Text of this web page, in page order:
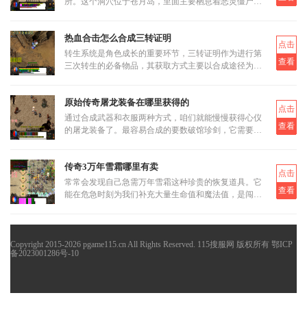
热血合击怎么合成三转证明
转生系统是角色成长的重要环节，三转证明作为进行第
三次转生的必备物品，其获取方式主要以合成途径为
点击
查看
原始传奇屠龙装备在哪里获得的
通过合成武器和衣服两种方式，咱们就能慢慢获得心仪
的屠龙装备了。最容易合成的要数破馆珍剑，它需要的
点击
查看
传奇3万年雪霜哪里有卖
常常会发现自己急需万年雪霜这种珍贵的恢复道具。它
能在危急时刻为我们补充大量生命值和魔法值，是闯荡
点击
查看
Copyright 2015-2026 pgame115.cn All Rights Reserved. 115搜服网 版权所有 鄂ICP
备2023001286号-10